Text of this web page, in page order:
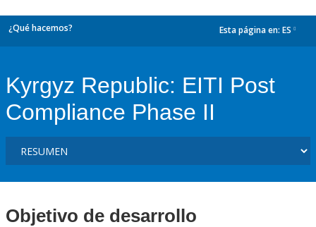
¿Qué hacemos? Esta página en: ES
Kyrgyz Republic: EITI Post
Compliance Phase II
Objetivo de desarrollo